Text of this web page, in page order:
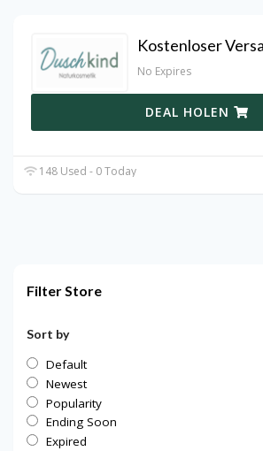
Kostenloser
No Expires
DEAL HOLEN
148 Used - 0 Today
Filter Store
Sort by
Default
Newest
Popularity
Ending Soon
Expired